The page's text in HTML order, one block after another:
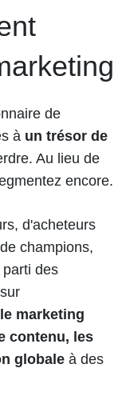
de
à un trésor de
Au lieu de
encore.
d'acheteurs
champions,
des
marketing
contenu, les
globale à des